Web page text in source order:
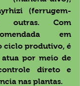
(ferrugem-
outras. Com
em
ciclo produtivo, é
por meio de
direto e
nas plantas.